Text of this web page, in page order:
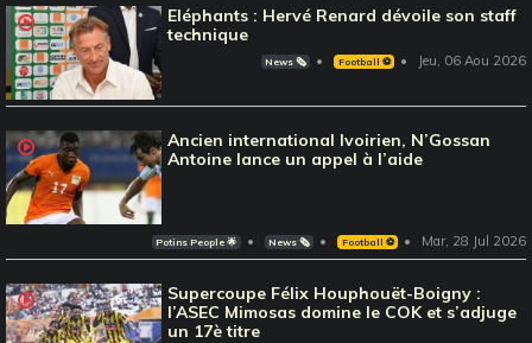
Eléphants : Hervé Renard dévoile son staff
technique
News 🗞️ Football ⚽️ Jeu, 06 Aou 2026
Ancien international Ivoirien, N’Gossan
Antoine lance un appel à l’aide
Potins People 🌟 News 🗞️ Football ⚽️ Mar, 28 Jul 2026
Supercoupe Félix Houphouët-Boigny :
l’ASEC Mimosas domine le COK et s’adjuge
un 17è titre